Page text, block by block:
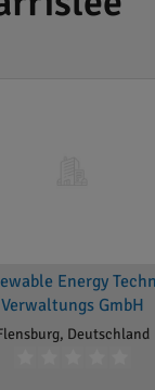
Energy
Verwaltungs GmbH
Deutschland